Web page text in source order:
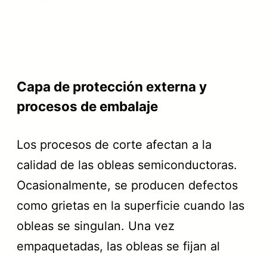
Capa de protección externa y
procesos de embalaje
Los procesos de corte afectan a la
calidad de las obleas semiconductoras.
Ocasionalmente, se producen defectos
como grietas en la superficie cuando las
obleas se singulan. Una vez
empaquetadas, las obleas se fijan al